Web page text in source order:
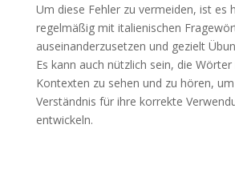
Um diese Fehler zu vermeiden, ist es
regelmäßig mit italienischen
auseinanderzusetzen und gezielt
Es kann auch nützlich sein, die
Kontexten zu sehen und zu hören,
Verständnis für ihre korrekte
entwickeln.